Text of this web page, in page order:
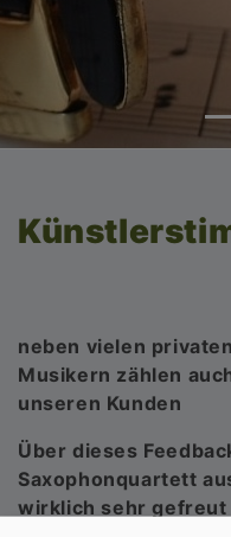
neben vielen
Musikern zählen
unseren Kunden
Über dieses
Saxophonquartett
wirklich sehr gefreut